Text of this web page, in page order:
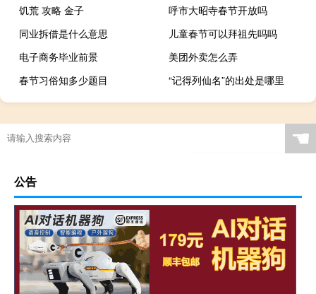
饥荒 攻略 金子
呼市大昭寺春节开放吗
同业拆借是什么意思
儿童春节可以拜祖先吗吗
电子商务毕业前景
美团外卖怎么弄
春节习俗知多少题目
“记得列仙名”的出处是哪里
☚
公告